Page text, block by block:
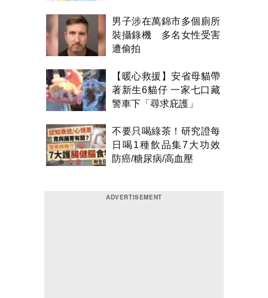
男子涉在萬錦市多個廁所
裝攝錄機 多名女性受害
遭偷拍
【暖心救援】安省母貓帶
著新生6貓仔 一家七口藏
警車下「尋求庇護」
不要只喝綠茶！研究證每
日喝1種飲品集7大功效
防癌/糖尿病/高血壓